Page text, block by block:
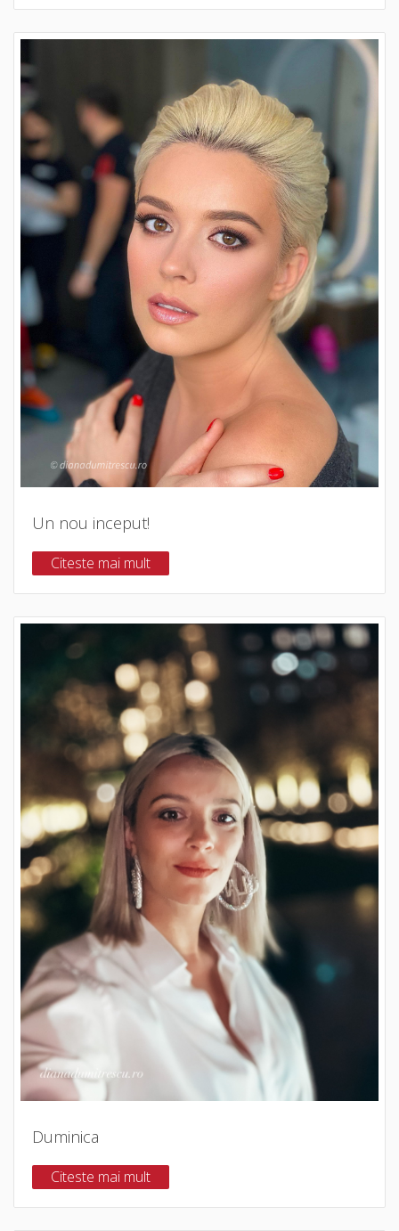
Un nou inceput!
Citeste mai mult
Duminica
Citeste mai mult